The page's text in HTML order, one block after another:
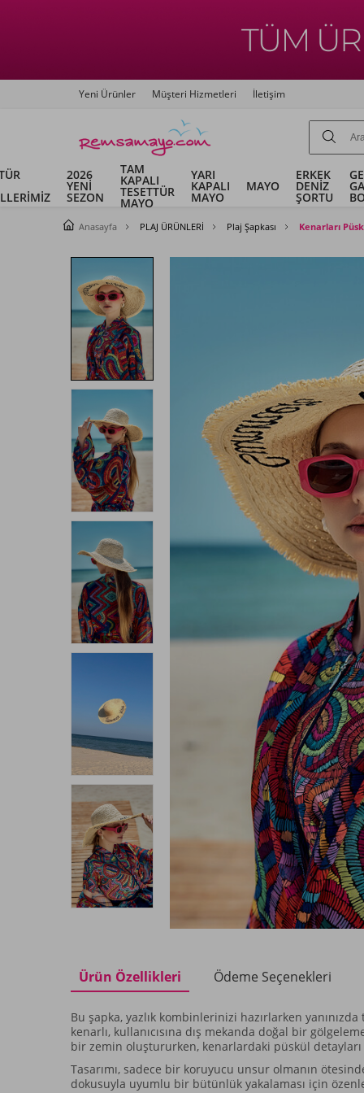
Yeni Ürünler Müşteri Hizmetleri İletişim
2026
YENİ
SEZON
TAM
KAPALI
TESETTÜR
MAYO
YARI
KAPALI
MAYO
MAYO
ERKEK
DENİZ
ŞORTU
Anasayfa PLAJ ÜRÜNLERİ Plaj Şapkası Kenarları
Ürün Özellikleri Ödeme Seçenekleri
Bu şapka, yazlık kombinlerinizi hazırlarken
kenarlı, kullanıcısına dış mekanda doğal bir
bir zemin oluştururken, kenarlardaki püskül
Tasarımı, sadece bir koruyucu unsur olmanın
dokusuyla uyumlu bir bütünlük yakalaması için